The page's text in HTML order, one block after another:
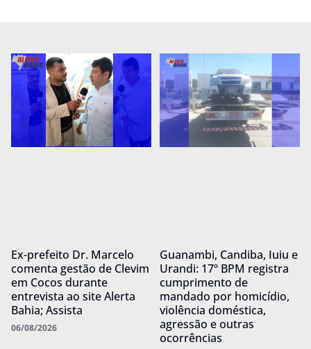
Ex-prefeito Dr. Marcelo
comenta gestão de Clevim
em Cocos durante
entrevista ao site Alerta
Bahia; Assista
06/08/2026
Guanambi, Candiba, Iuiu e
Urandi: 17º BPM registra
cumprimento de
mandado por homicídio,
violência doméstica,
agressão e outras
ocorrências